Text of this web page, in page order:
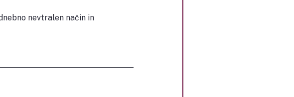
nevtralen način in